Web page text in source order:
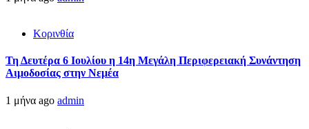
Κορινθία
Τη Δευτέρα 6 Ιουλίου η 14η Μεγάλη Περιφερειακή Συνάντηση
Αιμοδοσίας στην Νεμέα
1 μήνα ago admin